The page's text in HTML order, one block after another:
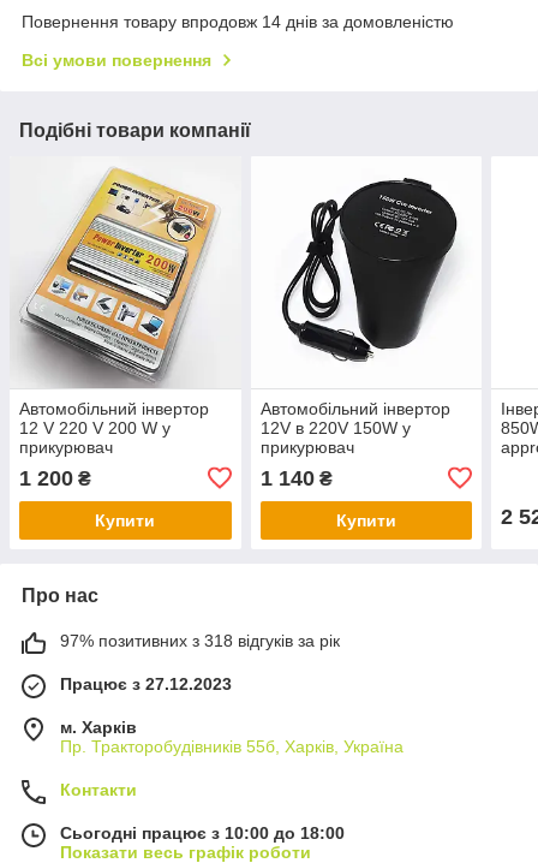
Повернення товару впродовж 14 днів за домовленістю
Всі умови повернення
Подібні товари компанії
Автомобільний інвертор
12 V 220 V 200 W у
прикурювач
1 200 ₴
Купити
Автомобільний інвертор
12V в 220V 150W у
прикурювач
1 140₴
Купити 2
Про нас
97% позитивних з 318 відгуків за рік
Працює з 27.12.2023
м. Харків
Пр. Тракторобудiвникiв 55б, Харків, Україна
Контакти
Сьогодні працює з 10:00 до 18:00
Показати весь графік роботи